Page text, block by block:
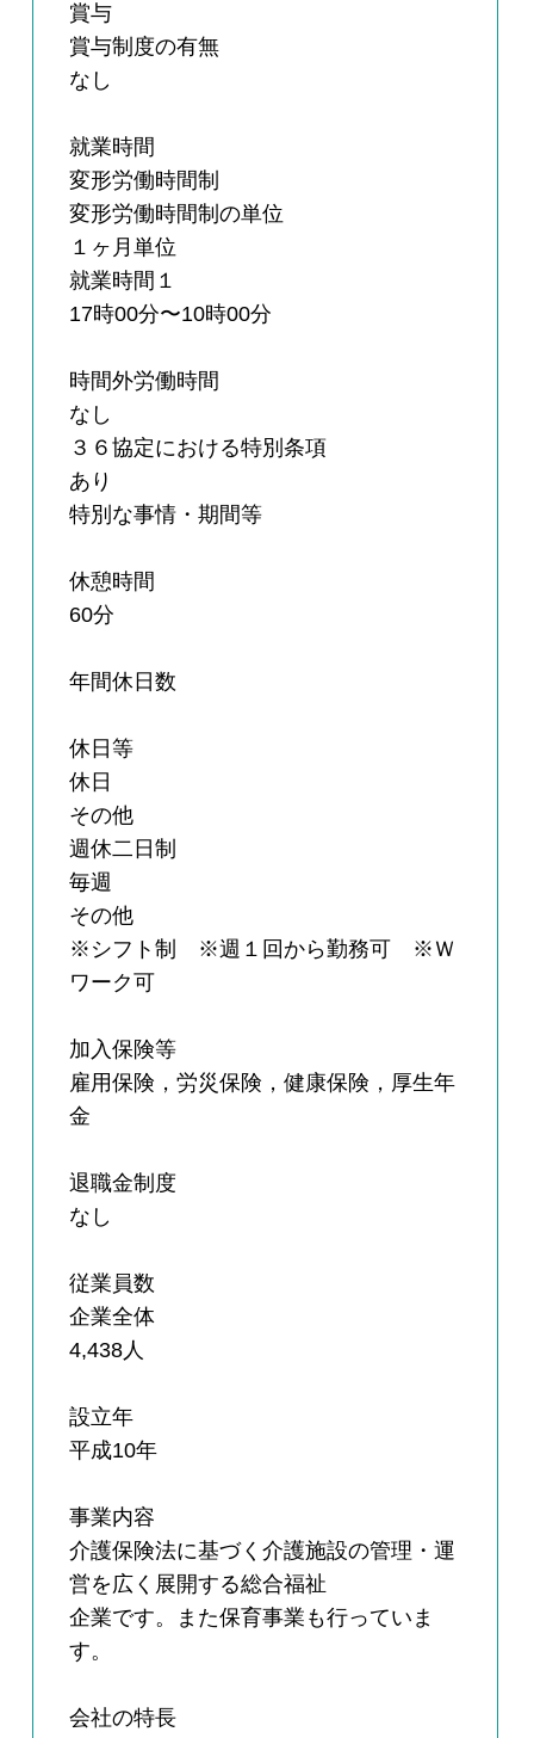
賞与
賞与制度の有無
なし
就業時間
変形労働時間制
変形労働時間制の単位
１ヶ月単位
就業時間１
17時00分〜10時00分
時間外労働時間
なし
３６協定における特別条項
あり
特別な事情・期間等
休憩時間
60分
年間休日数
休日等
休日
その他
週休二日制
毎週
その他
※シフト制 ※週１回から勤務可 ※Ｗ
ワーク可
加入保険等
雇用保険，労災保険，健康保険，厚生年
金
退職金制度
なし
従業員数
企業全体
4,438人
設立年
平成10年
事業内容
介護保険法に基づく介護施設の管理・運
営を広く展開する総合福祉
企業です。また保育事業も行っていま
す。
会社の特長